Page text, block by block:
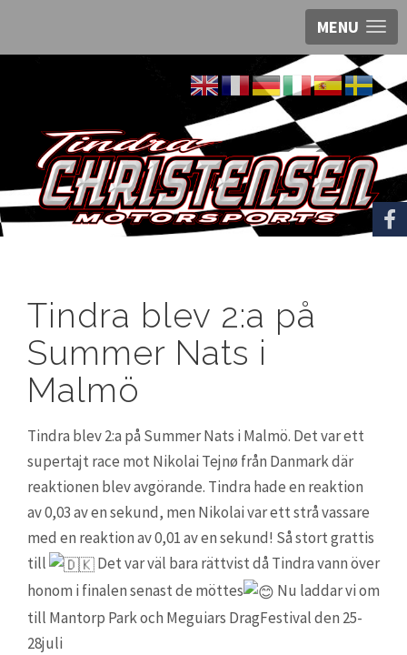
MENU
Tindra blev 2:a på
Summer Nats i
Malmö
Tindra blev 2:a på Summer Nats i Malmö. Det var ett
supertajt race mot Nikolai Tejnø från Danmark där
reaktionen blev avgörande. Tindra hade en reaktion
av 0,03 av en sekund, men Nikolai var ett strå vassare
med en reaktion av 0,01 av en sekund! Så stort grattis
till
Det var väl bara rättvist då Tindra vann över
honom i finalen senast de möttes
Nu laddar vi om
till Mantorp Park och Meguiars DragFestival den 25-
28juli